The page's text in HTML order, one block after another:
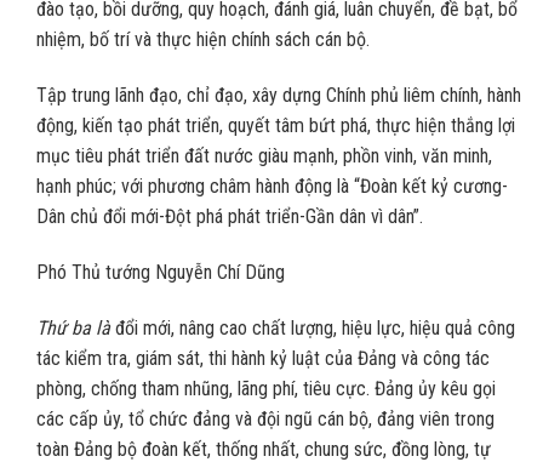
đào tạo, bồi dưỡng, quy hoạch, đánh giá, luân chuyển, đề bạt, bổ
nhiệm, bố trí và thực hiện chính sách cán bộ.
Tập trung lãnh đạo, chỉ đạo, xây dựng Chính phủ liêm chính, hành
động, kiến tạo phát triển, quyết tâm bứt phá, thực hiện thắng lợi
mục tiêu phát triển đất nước giàu mạnh, phồn vinh, văn minh,
hạnh phúc; với phương châm hành động là “Đoàn kết kỷ cương-
Dân chủ đổi mới-Đột phá phát triển-Gần dân vì dân”.
Phó Thủ tướng Nguyễn Chí Dũng
Thứ ba làđổi mới, nâng cao chất lượng, hiệu lực, hiệu quả công
tác kiểm tra, giám sát, thi hành kỷ luật của Đảng và công tác
phòng, chống tham nhũng, lãng phí, tiêu cực. Đảng ủy kêu gọi
các cấp ủy, tổ chức đảng và đội ngũ cán bộ, đảng viên trong
toàn Đảng bộ đoàn kết, thống nhất, chung sức, đồng lòng, tự